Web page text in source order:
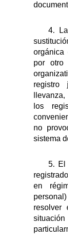
4.
orgánica
por otro
los
no
sistema
5.
en
resolver